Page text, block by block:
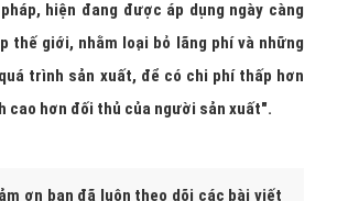
hiện đang được áp dụng ngày càng
thế giới, nhằm loại bỏ lãng phí và những
trình sản xuất, để có chi phí thấp hơn
cao hơn đối thủ của người sản xuất".
ơn bạn đã luôn theo dõi các bài viết